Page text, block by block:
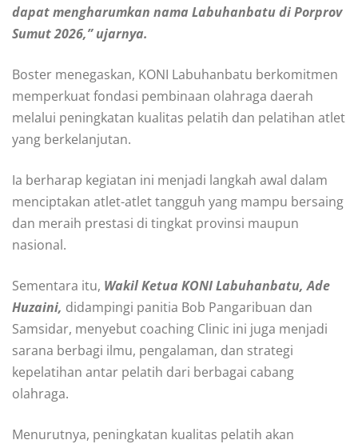
dapat mengharumkan nama Labuhanbatu di Porprov
Sumut 2026,” ujarnya.
Boster menegaskan, KONI Labuhanbatu berkomitmen
memperkuat fondasi pembinaan olahraga daerah
melalui peningkatan kualitas pelatih dan pelatihan atlet
yang berkelanjutan.
Ia berharap kegiatan ini menjadi langkah awal dalam
menciptakan atlet-atlet tangguh yang mampu bersaing
dan meraih prestasi di tingkat provinsi maupun
nasional.
Sementara itu, Wakil Ketua KONI Labuhanbatu, Ade
Huzaini, didampingi panitia Bob Pangaribuan dan
Samsidar, menyebut coaching Clinic ini juga menjadi
sarana berbagi ilmu, pengalaman, dan strategi
kepelatihan antar pelatih dari berbagai cabang
olahraga.
Menurutnya, peningkatan kualitas pelatih akan